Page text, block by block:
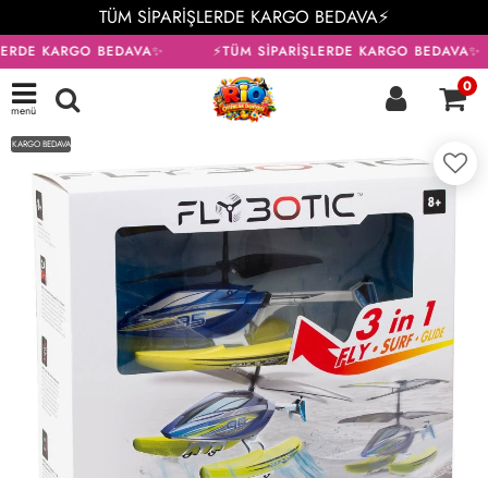
TÜM SİPARİŞLERDE KARGO BEDAVA⚡
KARGO BEDAVA✨ ⚡TÜM SİPARİŞLERDE KARGO BEDAVA✨
menü
0
KARGO BEDAVA